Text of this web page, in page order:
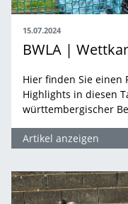
15.07.2024
BWLA |
Hier finden Sie einen
Highlights in diesen
württembergischer
Artikel anzeigen